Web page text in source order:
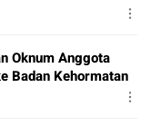
Oknum Anggota
Badan Kehormatan